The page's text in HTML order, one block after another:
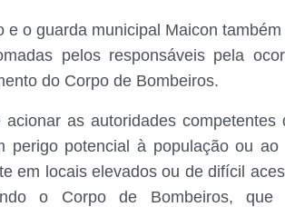
e o guarda municipal Maicon
pelos responsáveis pela
do Corpo de Bombeiros.
as autoridades competentes
perigo potencial à população ou
em locais elevados ou de difícil
o Corpo de Bombeiros, que